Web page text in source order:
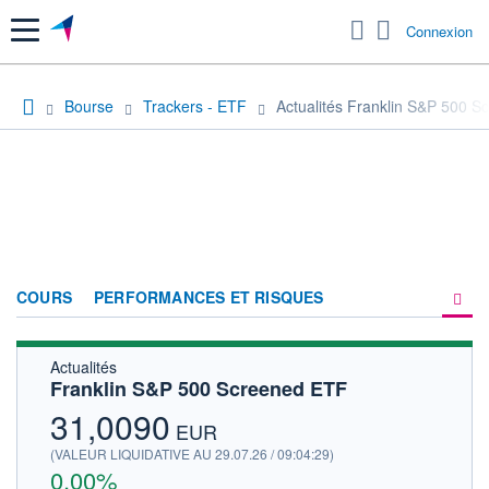
Menu Connexion
Bourse Trackers - ETF Actualités Franklin S&P 500
COURS PERFORMANCES ET RISQUES
FORUM
Actualités
Franklin S&P 500 Screened ETF
31,0090 EUR
(VALEUR LIQUIDATIVE AU 29.07.26 / 09:04:29)
0,00%